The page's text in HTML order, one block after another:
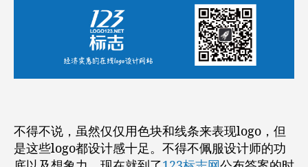
不得不说，虽然仅仅用色块和线条来表现logo，但
是这些logo都设计感十足。不得不佩服设计师的功